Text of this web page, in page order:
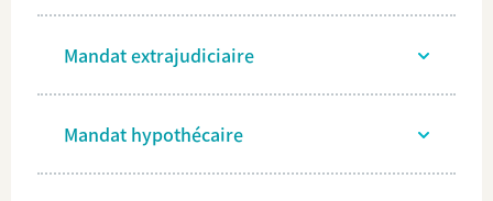
Mandat extrajudiciaire
Mandat hypothécaire